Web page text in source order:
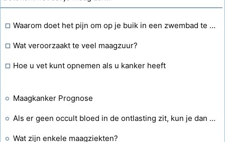
Waarom doet het pijn om op je buik in een zwembad te duiken?
Wat veroorzaakt te veel maagzuur?
Hoe u vet kunt opnemen als u kanker heeft
Maagkanker Prognose
Als er geen occult bloed in de ontlasting zit, kun je dan nog steeds kanker hebben?
Wat zijn enkele maagziekten?